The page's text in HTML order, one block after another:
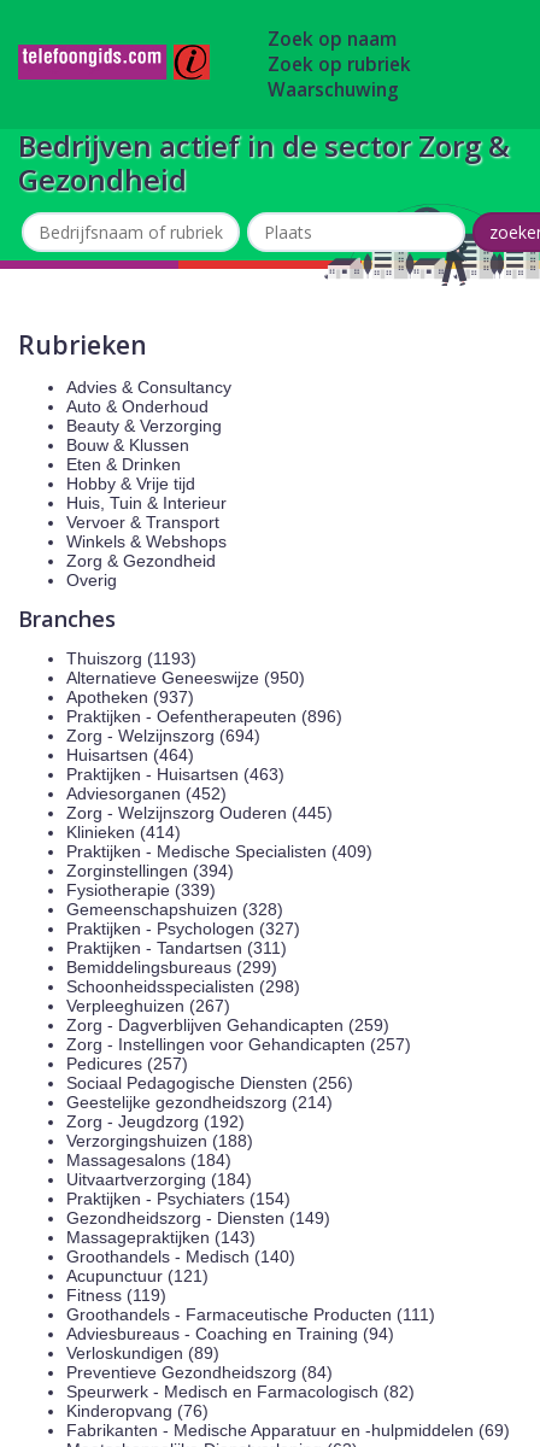
Zoek op naam
Zoek op rubriek
Waarschuwing
Bedrijven actief in de sector Zorg &
Gezondheid
Rubrieken
Advies & Consultancy
Auto & Onderhoud
Beauty & Verzorging
Bouw & Klussen
Eten & Drinken
Hobby & Vrije tijd
Huis, Tuin & Interieur
Vervoer & Transport
Winkels & Webshops
Zorg & Gezondheid
Overig
Branches
Thuiszorg (1193)
Alternatieve Geneeswijze (950)
Apotheken (937)
Praktijken - Oefentherapeuten (896)
Zorg - Welzijnszorg (694)
Huisartsen (464)
Praktijken - Huisartsen (463)
Adviesorganen (452)
Zorg - Welzijnszorg Ouderen (445)
Klinieken (414)
Praktijken - Medische Specialisten (409)
Zorginstellingen (394)
Fysiotherapie (339)
Gemeenschapshuizen (328)
Praktijken - Psychologen (327)
Praktijken - Tandartsen (311)
Bemiddelingsbureaus (299)
Schoonheidsspecialisten (298)
Verpleeghuizen (267)
Zorg - Dagverblijven Gehandicapten (259)
Zorg - Instellingen voor Gehandicapten (257)
Pedicures (257)
Sociaal Pedagogische Diensten (256)
Geestelijke gezondheidszorg (214)
Zorg - Jeugdzorg (192)
Verzorgingshuizen (188)
Massagesalons (184)
Uitvaartverzorging (184)
Praktijken - Psychiaters (154)
Gezondheidszorg - Diensten (149)
Massagepraktijken (143)
Groothandels - Medisch (140)
Acupunctuur (121)
Fitness (119)
Groothandels - Farmaceutische Producten (111)
Adviesbureaus - Coaching en Training (94)
Verloskundigen (89)
Preventieve Gezondheidszorg (84)
Speurwerk - Medisch en Farmacologisch (82)
Kinderopvang (76)
Fabrikanten - Medische Apparatuur en -hulpmiddelen (69)